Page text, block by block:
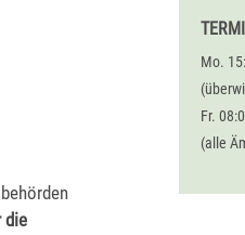
die
Mo.
Fr.
(alle